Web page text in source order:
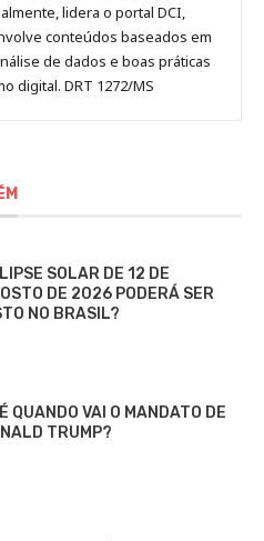
lidera o portal DCI,
conteúdos baseados em
de dados e boas práticas
digital. DRT 1272/MS
SOLAR DE 12 DE
DE 2026 PODERÁ SER
NO BRASIL?
QUANDO VAI O MANDATO DE
TRUMP?